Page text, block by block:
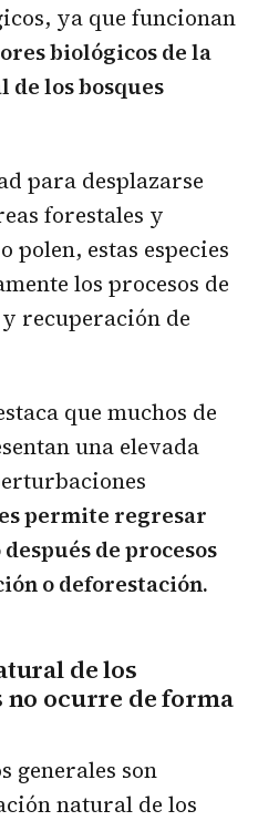
ya que funcionan
biológicos de la
los bosques
para desplazarse
forestales y
estas especies
los procesos de
recuperación de
que muchos de
una elevada
permite regresar
de procesos
o deforestación.
de los
ocurre de forma
generales son
natural de los